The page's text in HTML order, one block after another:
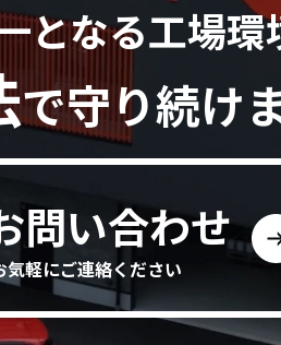
となる工場環
で守り続け
問い合わせ
軽にご連絡ください